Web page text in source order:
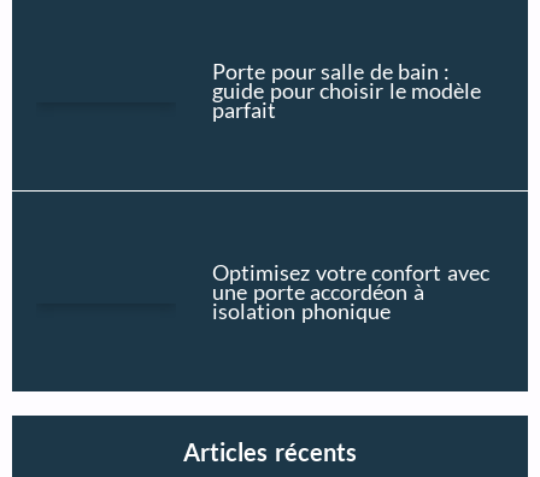
Porte pour salle de bain :
guide pour choisir le modèle
parfait
Optimisez votre confort avec
une porte accordéon à
isolation phonique
Articles récents